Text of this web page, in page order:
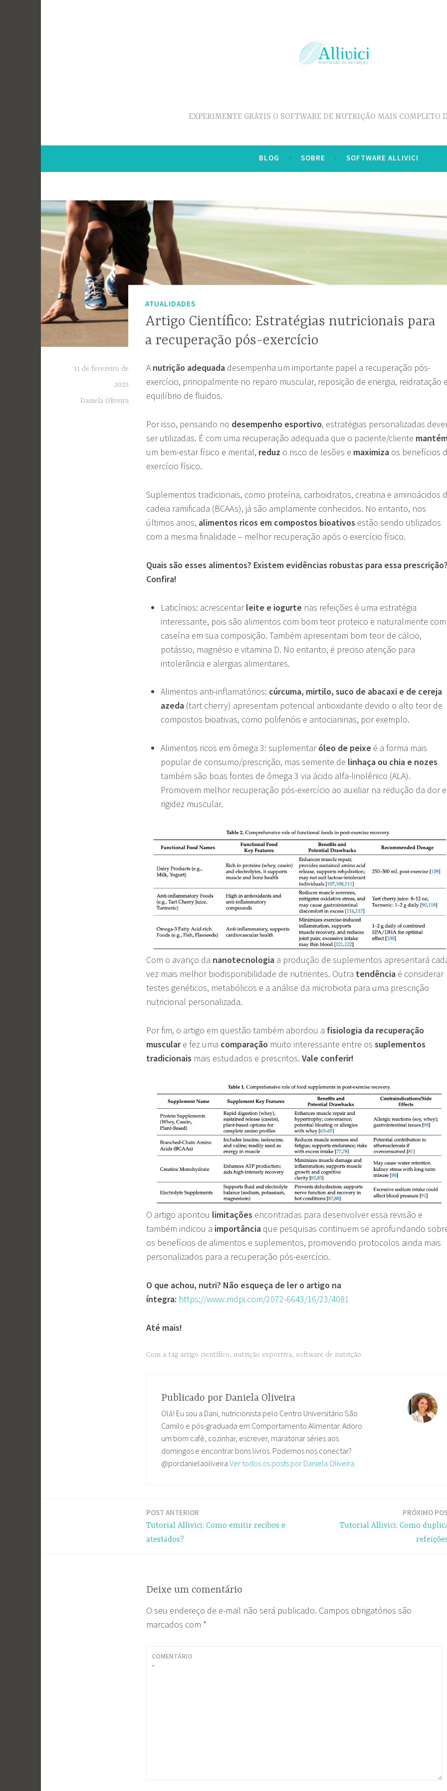
EXPERIMENTE GRÁTIS O SOFTWARE DE NUTRIÇÃO MAIS COMPLETO
BLOG SOBRE SOFTWARE ALLIVICI
ATUALIDADES
Artigo Científico: Estratégias nutricionais para
a recuperação pós-exercício
11 de fevereiro de
2025
Daniela Oliveira
Anutrição adequada desempenha um importante papel a recuperação pós-
exercício, principalmente no reparo muscular, reposição de energia, reidratação
equilíbrio de fluidos.
Por isso, pensando no desempenho esportivo, estratégias personalizadas
ser utilizadas. É com uma recuperação adequada que o paciente/cliente
um bem-estar físico e mental, reduz o risco de lesões e maximiza os benefícios
exercício físico.
Suplementos tradicionais, como proteína, carboidratos, creatina e aminoácidos
cadeia ramificada (BCAAs), já são amplamente conhecidos. No entanto, nos
últimos anos, alimentos ricos em compostos bioativos estão sendo utilizados
com a mesma finalidade – melhor recuperação após o exercício físico.
Quais são esses alimentos? Existem evidências robustas para essa
Confira!
Laticínios: acrescentarleite e iogurte nas refeições é uma estratégia
interessante, pois são alimentos com bom teor proteico e naturalmente com
caseína em sua composição. Também apresentam bom teor de cálcio,
potássio, magnésio e vitamina D. No entanto, é preciso atenção para
intolerância e alergias alimentares.
Alimentos anti-inflamatórios: cúrcuma, mirtilo, suco de abacaxi e de cereja
azeda(tart cherry) apresentam potencial antioxidante devido o alto teor de
compostos bioativas, como polifenóis e antocianinas, por exemplo.
Alimentos ricos em ômega 3: suplementaróleo de peixe é a forma mais
popular de consumo/prescrição, mas semente de linhaça ou chia e nozes
também são boas fontes de ômega 3 via ácido alfa-linolênico (ALA).
Promovem melhor recuperação pós-exercício ao auxiliar na redução da dor e
rigidez muscular.
Com o avanço da nanotecnologia a produção de suplementos apresentará
vez mais melhor biodisponibilidade de nutrientes. Outra tendência é considerar
testes genéticos, metabólicos e a análise da microbiota para uma prescrição
nutricional personalizada.
Por fim, o artigo em questão também abordou a fisiologia da recuperação
musculare fez uma comparação muito interessante entre os suplementos
tradicionais mais estudados e prescritos. Vale conferir!
O artigo apontou limitações encontradas para desenvolver essa revisão e
também indicou a importância que pesquisas continuem se aprofundando
os benefícios de alimentos e suplementos, promovendo protocolos ainda mais
personalizados para a recuperação pós-exercício.
O que achou, nutri? Não esqueça de ler o artigo na
íntegra: https://www.mdpi.com/2072-6643/16/23/4081
Até mais!
Com a tag artigo científico, nutrição esportiva, software de nutrição
Publicado por Daniela Oliveira
Olá! Eu sou a Dani, nutricionista pelo Centro Universitário São
Camilo e pós-graduada em Comportamento Alimentar. Adoro
um bom café, cozinhar, escrever, maratonar séries aos
domingos e encontrar bons livros. Podemos nos conectar?
@pordanielaoliveira Ver todos os posts por Daniela Oliveira
POST ANTERIOR
Tutorial Allivici: Como emitir recibos e
atestados?
PRÓXIMO
Tutorial Allivici: Como
Deixe um comentário
O seu endereço de e-mail não será publicado. Campos obrigatórios são
marcados com *
COMENTÁRIO
*